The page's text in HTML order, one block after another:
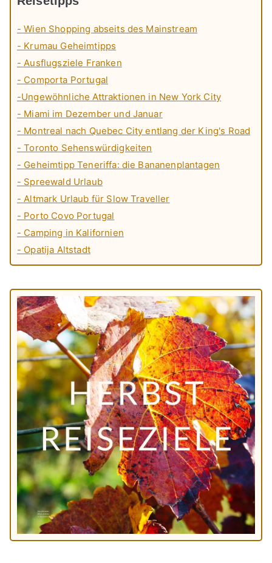
- Wien Shopping abseits des Mainstream
- Krumau Geheimtipps
- Ausflugsziele Franken
- Comporta Portugal
-Ungewöhnliche Attraktionen in New York City
- Miami im Dezember und Januar
- Montreal nach Quebec City entlang der King's Road
- Toronto Sehenswürdigkeiten
- Geheimtipp Teneriffa: die Bananenplantagen
- Spreewald Urlaub
- Altmark Urlaub für Slow Traveller
- Porto Covo Portugal
- Camping in Kalifornien
- Opatija Altstadt